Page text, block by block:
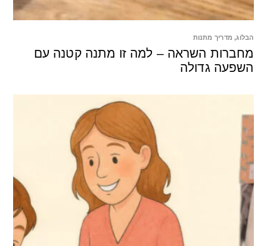
הבלוג, מדריך מתנות
מחברות השראה – למה זו מתנה קטנה עם
השפעה גדולה